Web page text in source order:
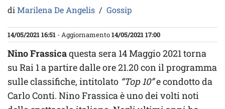
diMarilena De Angelis Gossip
14/05/2021 16:51 - Aggiornamento14/05/2021 17:00
Nino Frassicaquesta sera 14 Maggio 2021 torna
su Rai 1 a partire dalle ore 21.20 con il programma
sulle classifiche, intitolato “Top 10”e condotto da
Carlo Conti. Nino Frassica è uno dei volti noti